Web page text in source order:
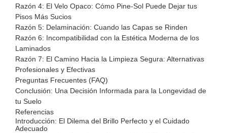
Razón 4: El Velo Opaco: Cómo Pine-Sol Puede Dejar tus
Pisos Más Sucios
Razón 5: Delaminación: Cuando las Capas se Rinden
Razón 6: Incompatibilidad con la Estética Moderna de los
Laminados
Razón 7: El Camino Hacia la Limpieza Segura: Alternativas
Profesionales y Efectivas
Preguntas Frecuentes (FAQ)
Conclusión: Una Decisión Informada para la Longevidad de
tu Suelo
Referencias
Introducción: El Dilema del Brillo Perfecto y el Cuidado
Adecuado